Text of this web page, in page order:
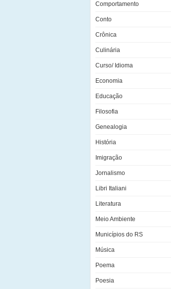
Comportamento
Conto
Crônica
Culinária
Curso/ Idioma
Economia
Educação
Filosofia
Genealogia
História
Imigração
Jornalismo
Libri Italiani
Literatura
Meio Ambiente
Municípios do RS
Música
Poema
Poesia